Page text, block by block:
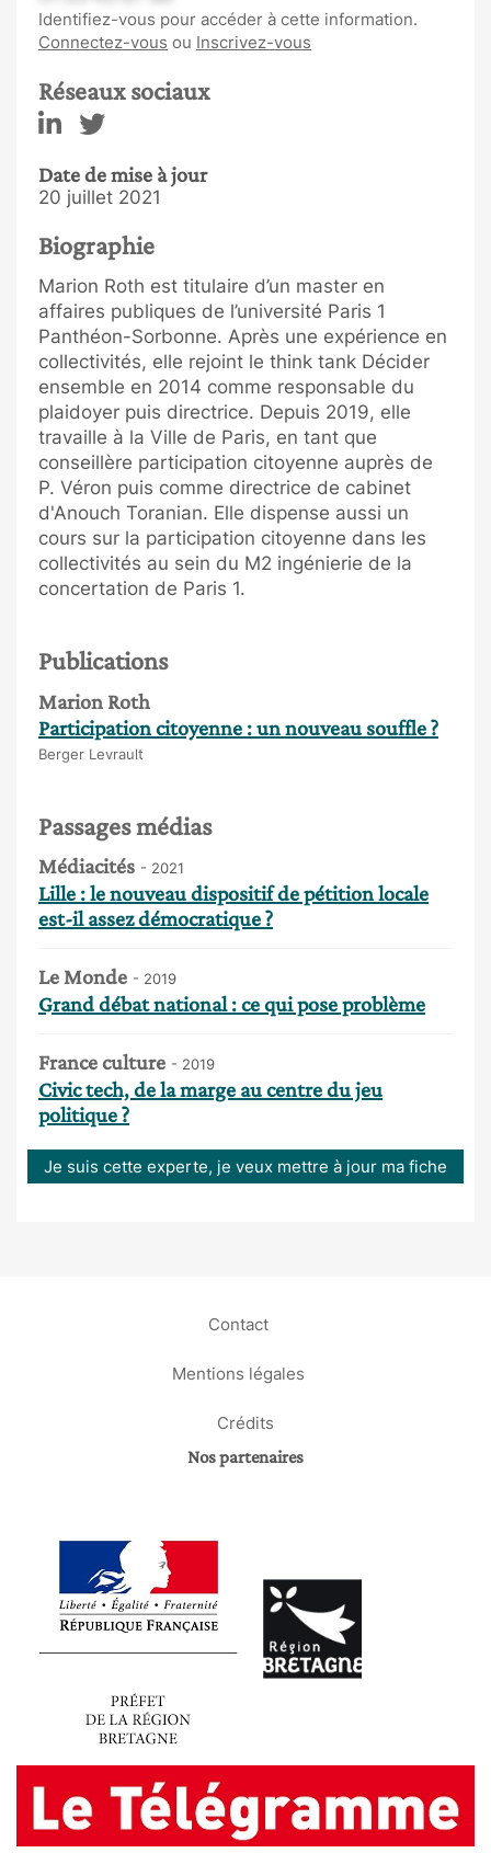
Identifiez-vous pour accéder à cette information.
Connectez-vous ou Inscrivez-vous
Réseaux sociaux
Date de mise à jour
20 juillet 2021
Biographie
Marion Roth est titulaire d’un master en
affaires publiques de l’université Paris 1
Panthéon-Sorbonne. Après une expérience en
collectivités, elle rejoint le think tank Décider
ensemble en 2014 comme responsable du
plaidoyer puis directrice. Depuis 2019, elle
travaille à la Ville de Paris, en tant que
conseillère participation citoyenne auprès de
P. Véron puis comme directrice de cabinet
d'Anouch Toranian. Elle dispense aussi un
cours sur la participation citoyenne dans les
collectivités au sein du M2 ingénierie de la
concertation de Paris 1.
Publications
Marion Roth
Participation citoyenne : un nouveau souffle ?
Berger Levrault
Passages médias
Médiacités - 2021
Lille : le nouveau dispositif de pétition locale
est-il assez démocratique ?
Le Monde - 2019
Grand débat national : ce qui pose problème
France culture - 2019
Civic tech, de la marge au centre du jeu
politique ?
Je suis cette experte, je veux mettre à jour ma fiche
Contact
Mentions légales
Crédits
Nos partenaires